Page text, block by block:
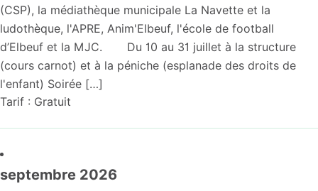
(CSP), la médiathèque municipale La Navette et la
ludothèque, l'APRE, Anim'Elbeuf, l'école de football
d’Elbeuf et la MJC. Du 10 au 31 juillet à la structure
(cours carnot) et à la péniche (esplanade des droits de
l'enfant) Soirée […]
Tarif : Gratuit
septembre 2026